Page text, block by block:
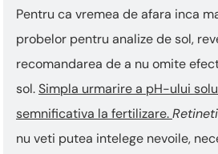
Pentru ca vremea de afara inca
probelor pentru analize de sol,
recomandarea de a nu omite
sol.Simpla urmarire a pH-ului
semnificativa la fertilizare.
nu veti putea intelege nevoile,